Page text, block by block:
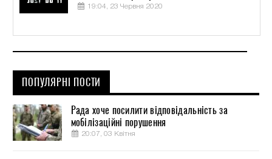
19:04, 23 Червня 2020
ПОПУЛЯРНІ ПОСТИ
Рада хоче посилити відповідальність за
мобілізаційні порушення
20:07, 03 Квітня